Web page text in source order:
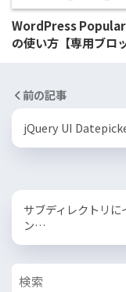
WordPress
の使い方【専用ブロ
前の記事
jQuery UI
サブディレクトリ
ン…